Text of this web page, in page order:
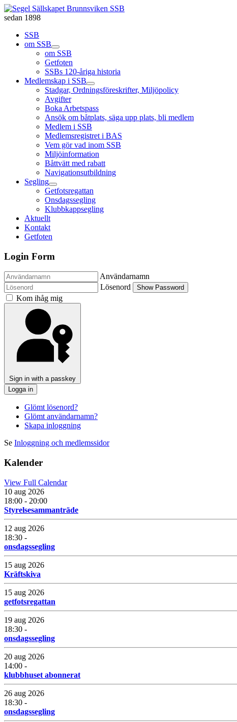
sedan 1898
SSB
om SSB
om SSB
Getfoten
SSBs 120-åriga historia
Medlemskap i SSB
Stadgar, Ordningsföreskrifter, Miljöpolicy
Avgifter
Boka Arbetspass
Ansök om båtplats, säga upp plats, bli medlem
Medlem i SSB
Medlemsregistret i BAS
Vem gör vad inom SSB
Miljöinformation
Båttvätt med rabatt
Navigationsutbildning
Segling
Getfotsregattan
Onsdagssegling
Klubbkappsegling
Aktuellt
Kontakt
Getfoten
Login Form
Användarnamn
Lösenord
Show Password
Kom ihåg mig
Sign in with a passkey
Logga in
Glömt lösenord?
Glömt användarnamn?
Skapa inloggning
Se Inloggning och medlemssidor
Kalender
View Full Calendar
10 aug 2026
18:00 - 20:00
Styrelsesammanträde
12 aug 2026
18:30 -
onsdagssegling
15 aug 2026
Kräftskiva
15 aug 2026
getfotsregattan
19 aug 2026
18:30 -
onsdagssegling
20 aug 2026
14:00 -
klubbhuset abonnerat
26 aug 2026
18:30 -
onsdagssegling